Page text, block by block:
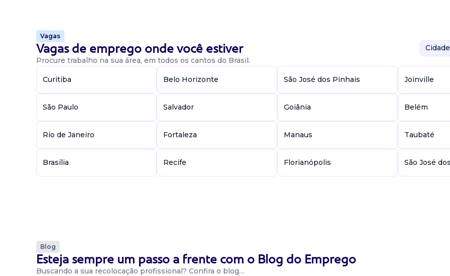
Vagas
Vagas de emprego onde você estiver
Procure trabalho na sua área, em todos os cantos do Brasil.
Curitiba Belo Horizonte São José dos Pinhais Joinville
São Paulo Salvador Goiânia Belém
Rio de Janeiro Fortaleza Manaus Taubaté
Brasília Recife Florianópolis São José
Blog
Esteja sempre um passo a frente com o Blog do Emprego
Buscando a sua recolocação profissional? Confira o blog…